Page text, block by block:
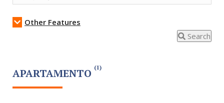
Other Features
Search
APARTAMENTO (1)